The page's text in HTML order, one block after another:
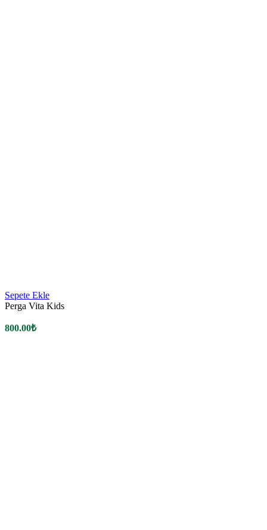
Sepete Ekle
Perga Vita Kids
800.00₺